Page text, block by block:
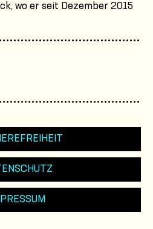
wo er seit Dezember 2015